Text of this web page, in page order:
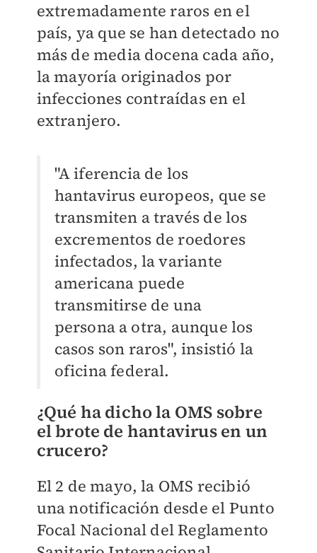
extremadamente raros en el
país, ya que se han detectado no
más de media docena cada año,
la mayoría originados por
infecciones contraídas en el
extranjero.
"A iferencia de los
hantavirus europeos, que se
transmiten a través de los
excrementos de roedores
infectados, la variante
americana puede
transmitirse de una
persona a otra, aunque los
casos son raros", insistió la
oficina federal.
¿Qué ha dicho la OMS sobre
el brote de hantavirus en un
crucero?
El 2 de mayo, la OMS recibió
una notificación desde el Punto
Focal Nacional del Reglamento